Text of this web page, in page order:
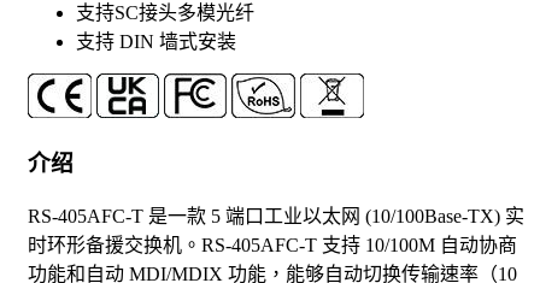
支持SC接头多模光纤
支持 DIN 墙式安装
介绍
RS-405AFC-T 是一款 5 端口工业以太网 (10/100Base-TX) 实
时环形备援交换机。RS-405AFC-T 支持 10/100M 自动协商
功能和自动 MDI/MDIX 功能，能够自动切换传输速率（10